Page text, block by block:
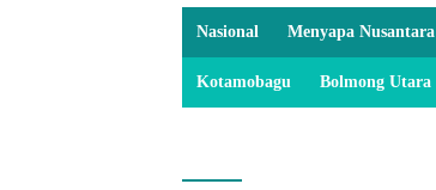
Nasional Menyapa Nusantara
Kotamobagu Bolmong Utara